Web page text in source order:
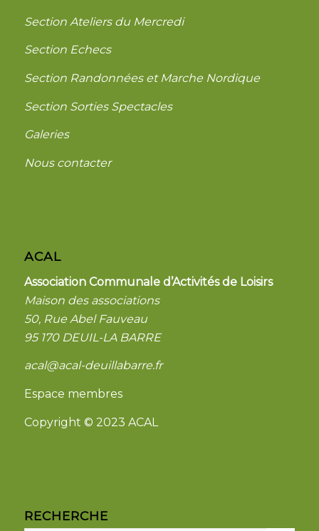
Section Ateliers du Mercredi
Section Echecs
Section Randonnées et Marche Nordique
Section Sorties Spectacles
Galeries
Nous contacter
ACAL
Association Communale d’Activités de Loisirs
Maison des associations
50, Rue Abel Fauveau
95 170 DEUIL-LA BARRE
acal@acal-deuillabarre.fr
Espace membres
Copyright © 2023 ACAL
RECHERCHE